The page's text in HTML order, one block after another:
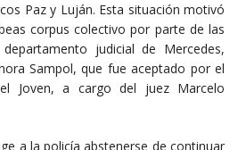
Paz y Luján. Esta situación motivó
corpus colectivo por parte de las
judicial de Mercedes,
Sampol, que fue aceptado por el
Joven, a cargo del juez Marcelo
a la policía abstenerse de continuar